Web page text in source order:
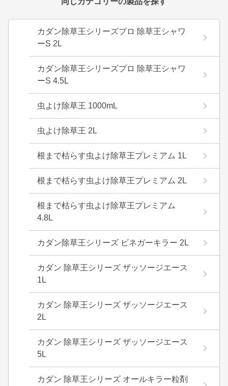
カダン除草王シリーズプロ 除草王シャワ
ーS 2L
カダン除草王シリーズプロ 除草王シャワ
ーS 4.5L
虫よけ除草王 1000mL
虫よけ除草王 2L
根まで枯らす虫よけ除草王プレミアム 1L
根まで枯らす虫よけ除草王プレミアム 2L
根まで枯らす虫よけ除草王プレミアム
4.8L
カダン除草王シリーズ ビネガーキラー 2L
カダン 除草王シリーズ ザッソージエース
1L
カダン 除草王シリーズ ザッソージエース
2L
カダン 除草王シリーズ ザッソージエース
5L
カダン 除草王シリーズ オールキラー粒剤